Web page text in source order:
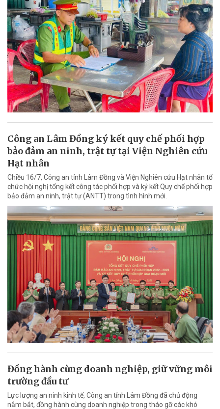
Công an Lâm Đồng ký kết quy chế phối hợp
bảo đảm an ninh, trật tự tại Viện Nghiên cứu
Hạt nhân
Chiều 16/7, Công an tỉnh Lâm Đồng và Viện Nghiên cứu Hạt nhân tổ
chức hội nghị tổng kết công tác phối hợp và ký kết Quy chế phối hợp
bảo đảm an ninh, trật tự (ANTT) trong tình hình mới.
Đồng hành cùng doanh nghiệp, giữ vững môi
trường đầu tư
Lực lượng an ninh kinh tế, Công an tỉnh Lâm Đồng đã chủ động
nắm bắt, đồng hành cùng doanh nghiệp trong tháo gỡ các khó